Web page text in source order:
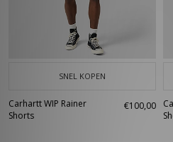
SNEL KOPEN
Carhartt WIP Rainer
Shorts
€100,00